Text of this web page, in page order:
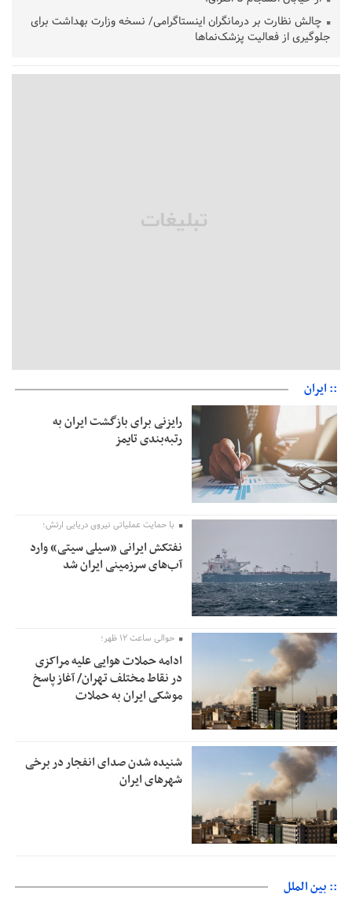
چالش نظارت بر درمانگران اینستاگرامی/ نسخه وزارت بهداشت برای
جلوگیری از فعالیت پزشک‌نماها
امیر اکرمی‌نیا: ارتش کاملاً آماده است
:: ایران
رایزنی برای بازگشت ایران به
رتبه‌بندی تایمز
با حمایت عملیاتی نیروی دریایی ارتش؛
نفتکش ایرانی «سیلی سیتی» وارد
آب‌های سرزمینی ایران شد
حوالی ساعت ۱۲ ظهر؛
ادامه حملات هوایی علیه مراکزی
در نقاط مختلف تهران/ آغاز پاسخ
موشکی ایران به حملات
شنیده شدن صدای انفجار در برخی
شهرهای ایران
:: بین الملل